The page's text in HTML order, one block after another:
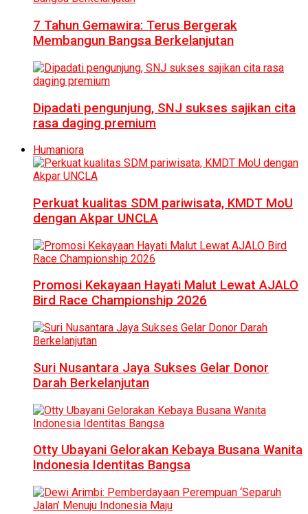
7 Tahun Gemawira: Terus Bergerak
Membangun Bangsa Berkelanjutan
Dipadati pengunjung, SNJ sukses sajikan cita
rasa daging premium
Humaniora
Perkuat kualitas SDM pariwisata, KMDT MoU
dengan Akpar UNCLA
Promosi Kekayaan Hayati Malut Lewat AJALO
Bird Race Championship 2026
Suri Nusantara Jaya Sukses Gelar Donor
Darah Berkelanjutan
Otty Ubayani Gelorakan Kebaya Busana Wanita
Indonesia Identitas Bangsa